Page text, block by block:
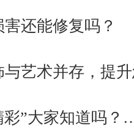
还能修复吗？
与艺术并存，提
彩”大家知道吗？